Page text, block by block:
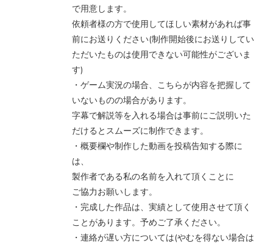
で用意します。
依頼者様の方で使用してほしい素材があれば事
前にお送りください(制作開始後にお送りしてい
ただいたものは使用できない可能性がございま
す)
・ゲーム実況の場合、こちらが内容を把握して
いないものの場合があります。
字幕で解説等を入れる場合は事前にご説明いた
だけるとスムーズに制作できます。
・概要欄や制作した動画を投稿告知する際に
は、
製作者である私の名前を入れて頂くことに
ご協力お願いします。
・完成した作品は、実績として使用させて頂く
ことがあります。予めご了承ください。
・連絡が遅い方については(やむを得ない場合は